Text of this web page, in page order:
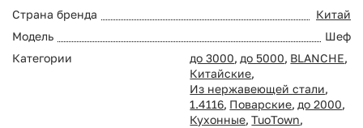
Страна бренда
Китай
Модель
Шеф
Категории
до 3000, до 5000, BLANCHE,
Китайские,
Из нержавеющей стали,
1.4116, Поварские, до 2000,
Кухонные, TuoTown,